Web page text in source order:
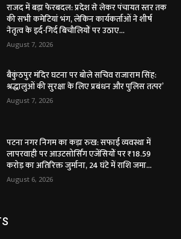
राजद में बड़ा फेरबदल: प्रदेश से लेकर पंचायत स्तर तक
की सभी कमेटियां भंग, लेकिन कार्यकर्ताओं ने शीर्ष
नेतृत्व के इर्द-गिर्द बिचौलियों पर उठाए...
August 7, 2026
बैकुंठपुर मंदिर घटना पर बोले सचिव राजाराम सिंह:
श्रद्धालुओं की सुरक्षा के लिए प्रबंधन और पुलिस तत्पर’
August 7, 2026
पटना नगर निगम का कड़ा रुख: सफाई व्यवस्था में
लापरवाही पर आउटसोर्सिंग एजेंसियों पर ₹18.59
करोड़ का अतिरिक्त जुर्माना, 24 घंटे में राशि जमा...
August 6, 2026